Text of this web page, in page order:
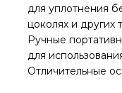
для уплотнения
цоколях и других
Ручные
для
Отличительные